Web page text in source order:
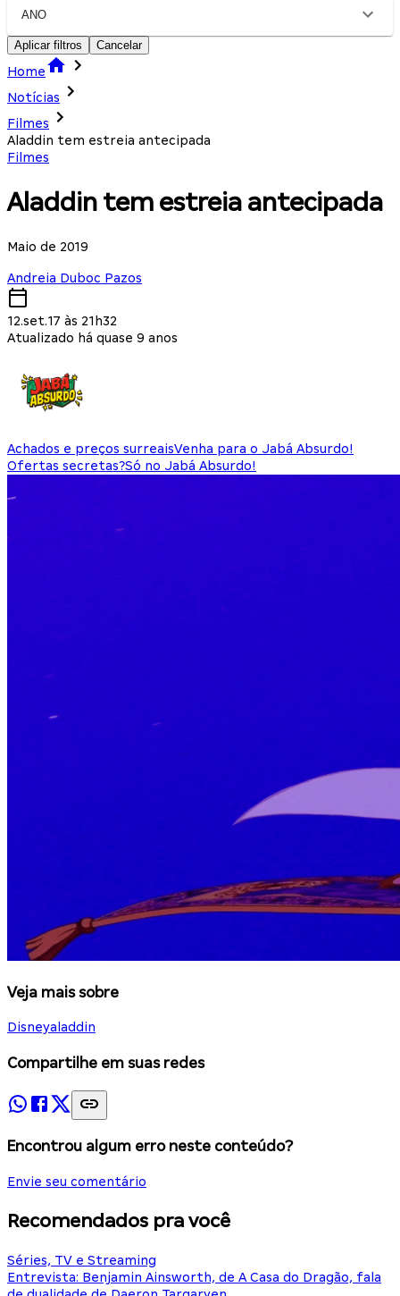
ANO
Aplicar filtros Cancelar
Home
Notícias
Filmes
Aladdin tem estreia antecipada
Filmes
Aladdin tem estreia antecipada
Maio de 2019
Andreia Duboc Pazos
12.set.17 às 21h32
Atualizado há quase 9 anos
Achados e preços surreaisVenha para o Jabá Absurdo!
Ofertas secretas?Só no Jabá Absurdo!
Veja mais sobre
Disneyaladdin
Compartilhe em suas redes
Encontrou algum erro neste conteúdo?
Envie seu comentário
Recomendados pra você
Séries, TV e Streaming
Entrevista: Benjamin Ainsworth, de A Casa do Dragão, fala